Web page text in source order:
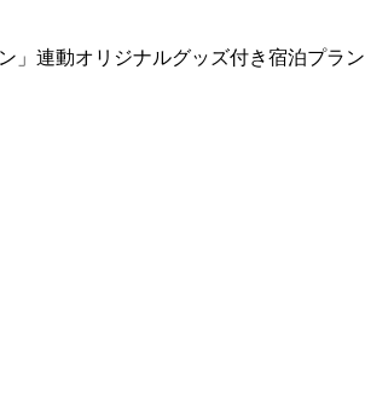
」連動オリジナルグッズ付き宿泊プラン